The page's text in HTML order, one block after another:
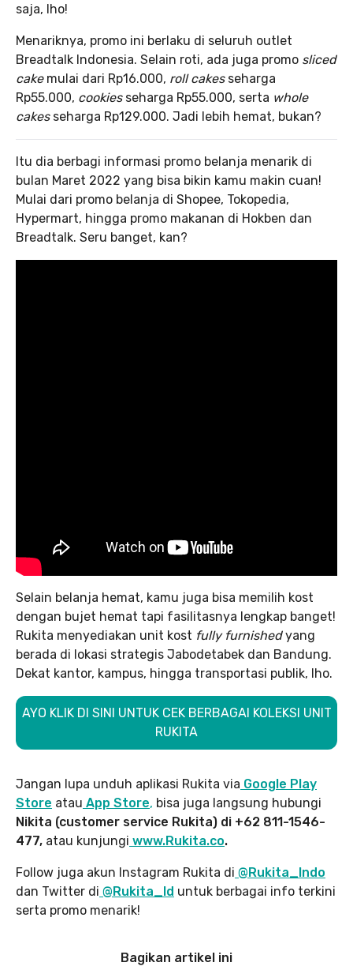
saja, lho!
Menariknya, promo ini berlaku di seluruh outlet
Breadtalk Indonesia. Selain roti, ada juga promo sliced
cake mulai dari Rp16.000, roll cakes seharga
Rp55.000, cookies seharga Rp55.000, serta whole
cakes seharga Rp129.000. Jadi lebih hemat, bukan?
Itu dia berbagi informasi promo belanja menarik di
bulan Maret 2022 yang bisa bikin kamu makin cuan!
Mulai dari promo belanja di Shopee, Tokopedia,
Hypermart, hingga promo makanan di Hokben dan
Breadtalk. Seru banget, kan?
Selain belanja hemat, kamu juga bisa memilih kost
dengan bujet hemat tapi fasilitasnya lengkap banget!
Rukita menyediakan unit kost fully furnishedyang
berada di lokasi strategis Jabodetabek dan Bandung.
Dekat kantor, kampus, hingga transportasi publik, lho.
AYO KLIK DI SINI UNTUK CEK BERBAGAI KOLEKSI UNIT
RUKITA
Jangan lupa unduh aplikasi Rukita via Google Play
Store atau App Store, bisa juga langsung hubungi
Nikita (customer service Rukita) di +62 811-1546-
477, atau kunjungi www.Rukita.co.
Follow juga akun Instagram Rukita di @Rukita_Indo
dan Twitter di @Rukita_Id untuk berbagai info terkini
serta promo menarik!
Bagikan artikel ini